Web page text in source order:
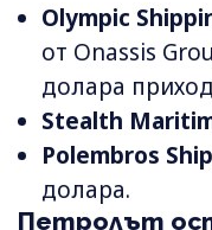
Olympic
от Onassis
долара
Stealth
Polembros
долара.
Петролът